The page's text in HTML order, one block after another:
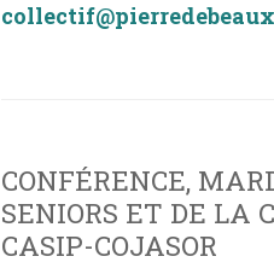
CONFÉRENCE,
SENIORS ET DE LA
CASIP-COJASOR